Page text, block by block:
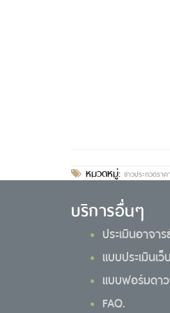
หมวดหมู่: ข่าวประกวดราค
บริการอื่นๆ
ประเมินอาจา
แบบประเมินเว็
แบบฟอร์มดา
FAQ.